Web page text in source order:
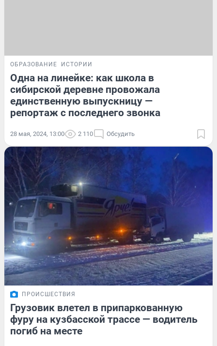
ОБРАЗОВАНИЕ ИСТОРИИ
Одна на линейке: как школа в
сибирской деревне провожала
единственную выпускницу —
репортаж с последнего звонка
28 мая, 2024, 13:00 2 110 Обсудить
ПРОИСШЕСТВИЯ
Грузовик влетел в припаркованную
фуру на кузбасской трассе — водитель
погиб на месте